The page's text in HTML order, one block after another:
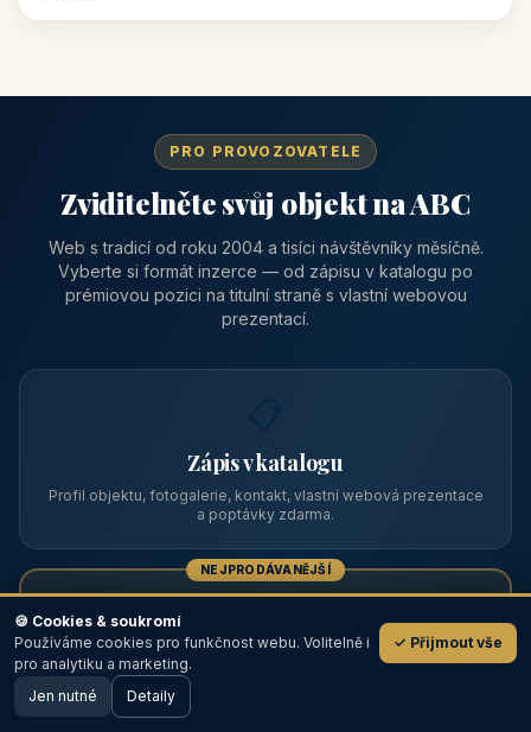
PRO PROVOZOVATELE
Zviditelněte svůj objekt na ABC
Web s tradicí od roku 2004 a tisíci návštěvníky měsíčně.
Vyberte si formát inzerce — od zápisu v katalogu po
prémiovou pozici na titulní straně s vlastní webovou
prezentací.
Zápis v katalogu
Profil objektu, fotogalerie, kontakt, vlastní webová prezentace
a poptávky zdarma.
NEJPRODÁVANĚJŠÍ
Prémiový partner
TOP pozice na titulce, přednost ve výpisech, zlatý odznak a
💬
🖥️ Desktop verze
🍪 Cookies & soukromí
Používáme cookies pro funkčnost webu. Volitelně i
pro analytiku a marketing.
✓ Přijmout vše
Jen nutné Detaily